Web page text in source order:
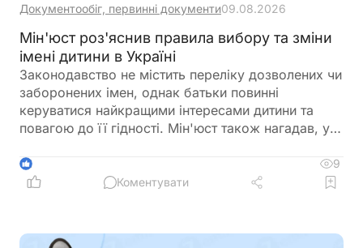
Документообіг, первинні документи09.08.2026
Мін'юст роз'яснив правила вибору та зміни
імені дитини в Україні
Законодавство не містить переліку дозволених чи
заборонених імен, однак батьки повинні
керуватися найкращими інтересами дитини та
повагою до її гідності. Мін'юст також нагадав, у
дитини
1
9
Коментувати